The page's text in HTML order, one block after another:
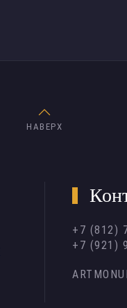
НАВЕРХ
+7 (812)
+7 (921)